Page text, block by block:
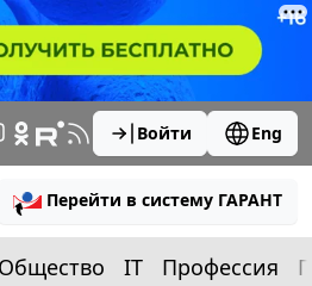
Войти Eng
Перейти в систему ГАРАНТ
Общество IT Профессия